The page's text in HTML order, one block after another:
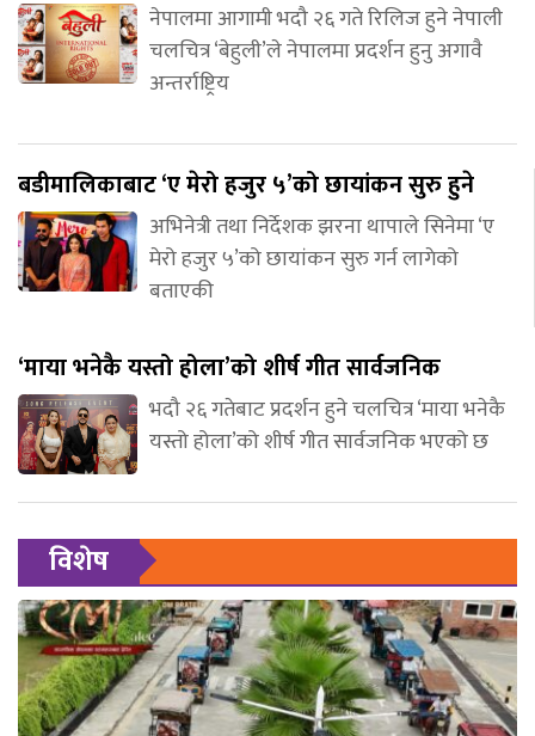
नेपालमा आगामी भदौ २६ गते रिलिज हुने नेपाली
चलचित्र ‘बेहुली’ले नेपालमा प्रदर्शन हुनु अगावै
अन्तर्राष्ट्रिय
बडीमालिकाबाट ‘ए मेरो हजुर ५’को छायांकन सुरु हुने
अभिनेत्री तथा निर्देशक झरना थापाले सिनेमा ‘ए
मेरो हजुर ५’को छायांकन सुरु गर्न लागेको
बताएकी
‘माया भनेकै यस्तो होला’को शीर्ष गीत सार्वजनिक
भदौ २६ गतेबाट प्रदर्शन हुने चलचित्र ‘माया भनेकै
यस्तो होला’को शीर्ष गीत सार्वजनिक भएको छ
विशेष